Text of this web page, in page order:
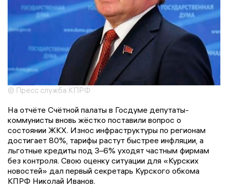
© Пресс служба КПРФ
На отчёте Счётной палаты в Госдуме депутаты-
коммунисты вновь жёстко поставили вопрос о
состоянии ЖКХ. Износ инфраструктуры по регионам
достигает 80%, тарифы растут быстрее инфляции, а
льготные кредиты под 3–6% уходят частным фирмам
без контроля. Свою оценку ситуации для «Курских
новостей» дал первый секретарь Курского обкома
КПРФ Николай Иванов.